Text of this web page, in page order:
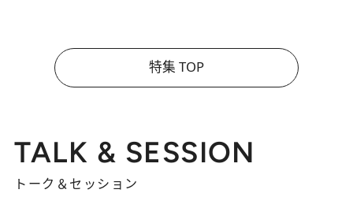
特集 TOP
TALK & SESSION
トーク＆セッション